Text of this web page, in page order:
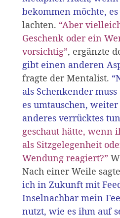
bekommen möchte,
lachten. “Aber
Geschenk oder ein
vorsichtig”, ergänzte
gibt einen anderen
fragte der Mentalist.
als Schenkender
es umtauschen,
anderes verrücktes
geschaut hätte, wenn
als Sitzgelegenheit
Wendung reagiert?”
Nach einer Weile
ich in Zukunft mit
Inselnachbar mein
nutzt, wie es ihm auf